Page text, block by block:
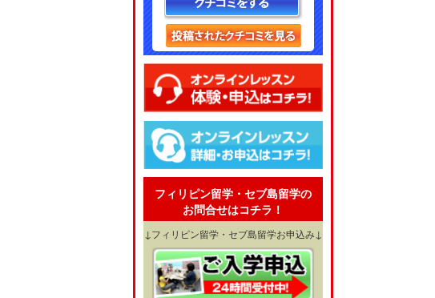
フィリピン留学・セブ島留学の
お問合せはコチラ！
↓フィリピン留学・セブ島留学お申込み↓